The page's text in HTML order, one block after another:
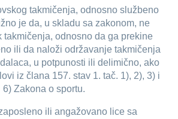
takmičenja, odnosno službeno
je da, u skladu sa zakonom, ne
takmičenja, odnosno da ga prekine
ili da naloži održavanje takmičenja
u potpunosti ili delimično, ako
iz člana 157. stav 1. tač. 1), 2), 3) i
6) Zakona o sportu.
ili angažovano lice sa